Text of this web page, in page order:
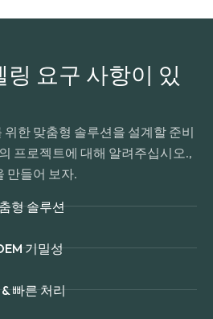
요구 사항이 있
한 맞춤형 솔루션을 설계할 준비
프로젝트에 대해 알려주십시오.,
만들어 보자.
형 솔루션
기밀성
빠른 처리